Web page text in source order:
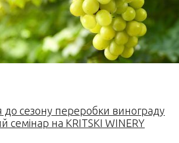
до сезону переробки винограду
семінар на KRITSKI WINERY